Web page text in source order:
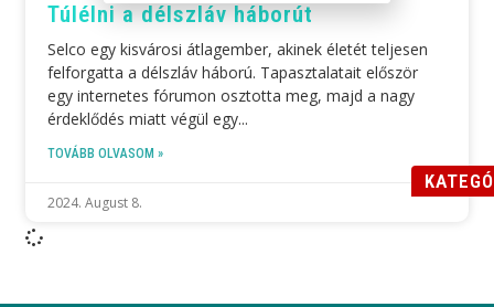
Túlélni a délszláv háborút
Selco egy kisvárosi átlagember, akinek életét teljesen
felforgatta a délszláv háború. Tapasztalatait először
egy internetes fórumon osztotta meg, majd a nagy
érdeklődés miatt végül egy
TOVÁBB OLVASOM »
2024. August 8.